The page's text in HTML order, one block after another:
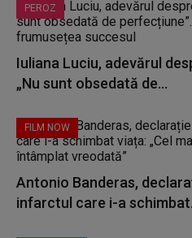
PEROZ
Iuliana Luciu, adevărul
„Nu sunt obsedată de...
FILM NOW
Antonio Banderas,
infarctul care i-a